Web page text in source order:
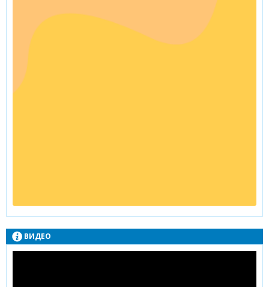
ВИДЕО